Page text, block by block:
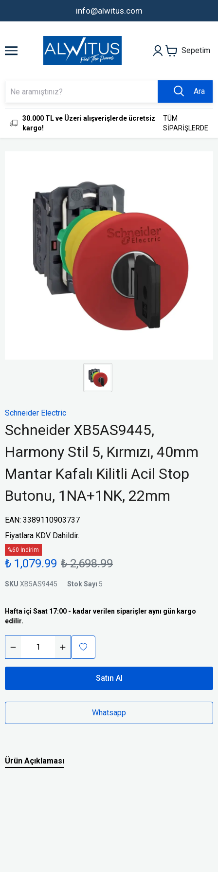
info@alwitus.com
Sepetim
Ara
30.000 TL ve Üzeri alışverişlerde ücretsiz
kargo!
TÜM
SİPARİŞLERDE
Schneider Electric
Schneider XB5AS9445,
Harmony Stil 5, Kırmızı, 40mm
Mantar Kafalı Kilitli Acil Stop
Butonu, 1NA+1NK, 22mm
EAN: 3389110903737
Fiyatlara KDV Dahildir.
%60 İndirim
₺ 1,079.99 ₺ 2,698.99
SKU XB5AS9445 Stok Sayı 5
Hafta içi Saat 17:00 - kadar verilen siparişler aynı gün kargo
edilir.
Satın Al
Whatsapp
Ürün Açıklaması